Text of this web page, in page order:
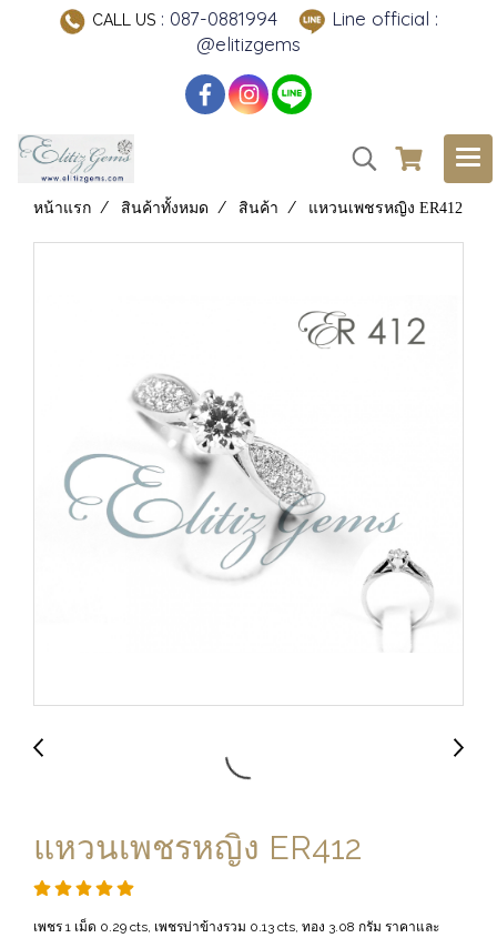
CALL US: 087-0881994
Line official :
@elitizgems
หน้าแรก สินค้าทั้งหมด สินค้า แหวนเพชรหญิง ER412
แหวนเพชรหญิง ER412
เพชร 1 เม็ด 0.29 cts, เพชรบ่าข้างรวม 0.13 cts, ทอง 3.08 กรัม ราคาและ